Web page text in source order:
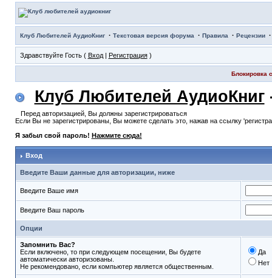
Клуб Любителей АудиоКниг· Текстовая версия форума · Правила · Рецензии
Здравствуйте Гость ( Вход| Регистрация)
Блокировка
Клуб Любителей АудиоКниг
Перед авторизацией, Вы должны зарегистрироваться
Если Вы не зарегистрированы, Вы можете сделать это, нажав на ссылку
Я забыл свой пароль! Нажмите сюда!
Вход
Введите Ваши данные для авторизации, ниже
Введите Ваше имя
Введите Ваш пароль
Опции
Запомнить Вас?
Если включено, то при следующем посещении, Вы будете
автоматически авторизованы.
Не рекомендовано, если компьютер является общественным.
Да
Нет